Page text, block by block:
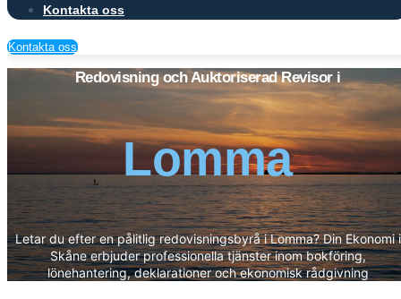
Kontakta oss
Kontakta oss
Redovisning och Auktoriserad Revisor i
Lomma
Letar du efter en pålitlig redovisningsbyrå i Lomma? Din Ekonomi i
Skåne erbjuder professionella tjänster inom bokföring,
lönehantering, deklarationer och ekonomisk rådgivning